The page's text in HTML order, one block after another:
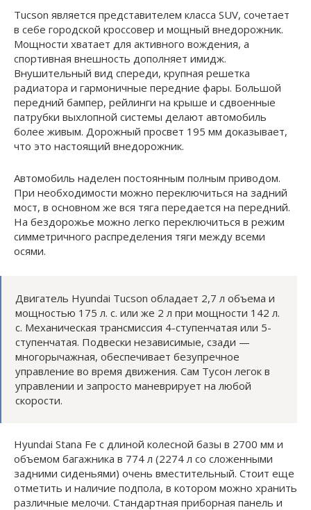
Tucson является представителем класса SUV, сочетает
в себе городской кроссовер и мощный внедорожник.
Мощности хватает для активного вождения, а
спортивная внешность дополняет имидж.
Внушительный вид спереди, крупная решетка
радиатора и гармоничные передние фары. Большой
передний бампер, рейлинги на крыше и сдвоенные
патрубки выхлопной системы делают автомобиль
более живым. Дорожный просвет 195 мм доказывает,
что это настоящий внедорожник.
Автомобиль наделен постоянным полным приводом.
При необходимости можно переключиться на задний
мост, в основном же вся тяга передается на передний.
На бездорожье можно легко переключиться в режим
симметричного распределения тяги между всеми
осями.
Двигатель Hyundai Tucson обладает 2,7 л объема и
мощностью 175 л. с. или же 2 л при мощности 142 л.
с. Механическая трансмиссия 4-ступенчатая или 5-
ступенчатая. Подвески независимые, сзади —
многорычажная, обеспечивает безупречное
управление во время движения. Сам Тусон легок в
управлении и запросто маневрирует на любой
скорости.
Hyundai Stana Fe с длиной колесной базы в 2700 мм и
объемом багажника в 774 л (2274 л со сложенными
задними сиденьями) очень вместительный. Стоит еще
отметить и наличие подпола, в котором можно хранить
различные мелочи. Стандартная приборная панель и